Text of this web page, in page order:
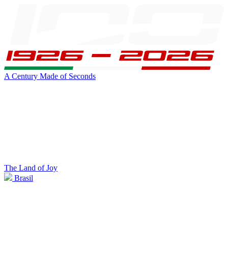
A Century Made of Seconds
The Land of Joy
Brasil